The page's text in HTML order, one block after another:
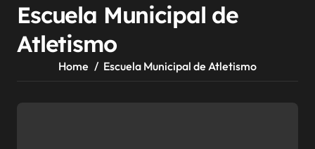
Escuela Municipal de
Atletismo
Home Escuela Municipal de Atletismo